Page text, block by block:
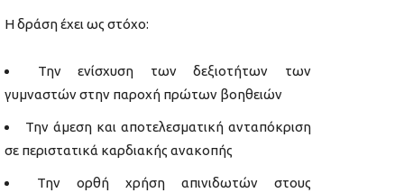
Η δράση έχει ως στόχο:
Την ενίσχυση των δεξιοτήτων των
γυμναστών στην παροχή πρώτων βοηθειών
Την άμεση και αποτελεσματική ανταπόκριση
σε περιστατικά καρδιακής ανακοπής
Την ορθή χρήση απινιδωτών στους